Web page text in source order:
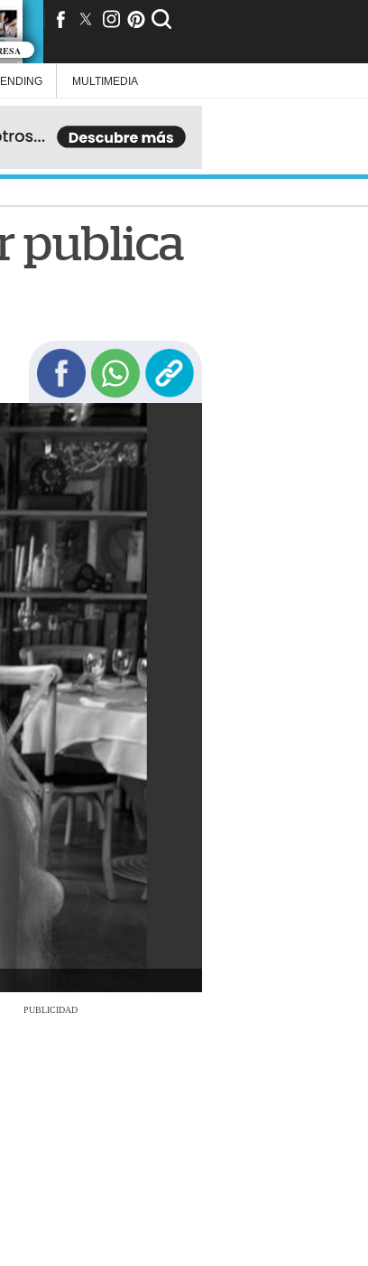
MULTIMEDIA
publica
PUBLICIDAD